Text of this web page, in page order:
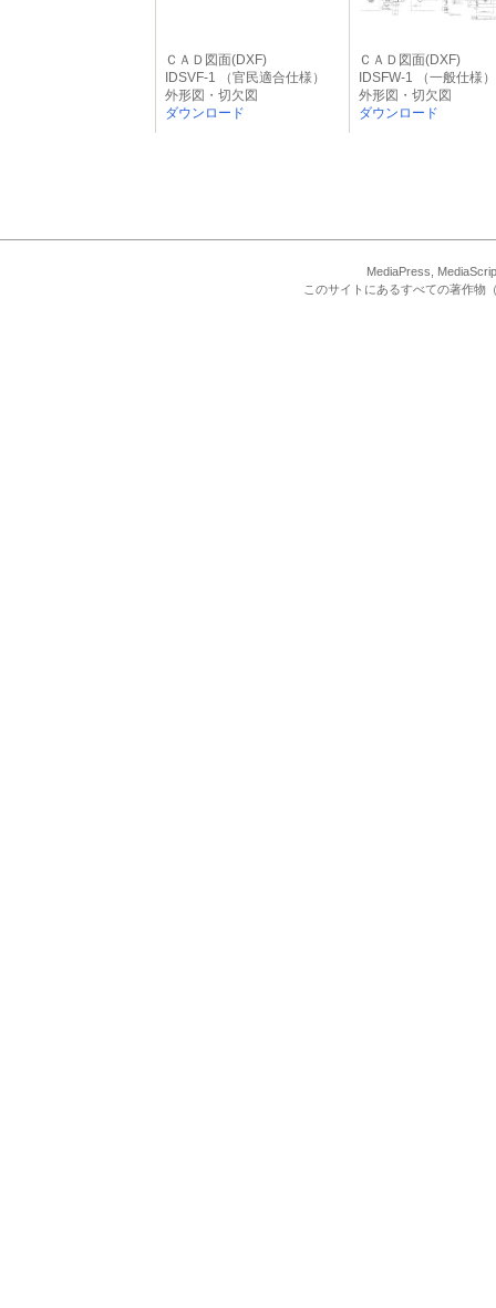
ＣＡＤ図面(DXF)
IDSVF-1 （官民適合仕様）
外形図・切欠図
ダウンロード
ＣＡＤ図面(DXF)
IDSFW-1 （一般仕様）
外形図・切欠図
ダウンロード
MediaPress,
このサイトにあるすべての著作物